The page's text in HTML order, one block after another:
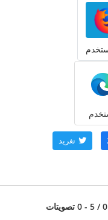
تغريد
0 / 5 - 0 تصويتات